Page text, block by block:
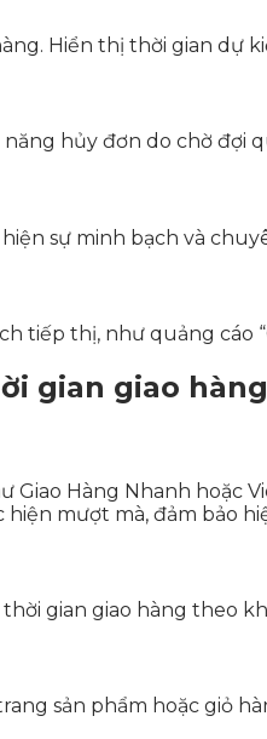
Hiển thị thời gian
hủy đơn do chờ
sự minh bạch và
tiếp thị, như quảng
gian giao hàng
Giao Hàng Nhanh
mượt mà, đảm bảo
gian giao hàng theo
sản phẩm hoặc giỏ